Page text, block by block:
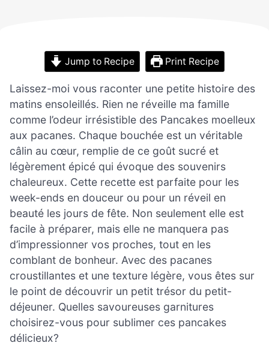
Jump to Recipe Print Recipe
Laissez-moi vous raconter une petite histoire des
matins ensoleillés. Rien ne réveille ma famille
comme l’odeur irrésistible des Pancakes moelleux
aux pacanes. Chaque bouchée est un véritable
câlin au cœur, remplie de ce goût sucré et
légèrement épicé qui évoque des souvenirs
chaleureux. Cette recette est parfaite pour les
week-ends en douceur ou pour un réveil en
beauté les jours de fête. Non seulement elle est
facile à préparer, mais elle ne manquera pas
d’impressionner vos proches, tout en les
comblant de bonheur. Avec des pacanes
croustillantes et une texture légère, vous êtes sur
le point de découvrir un petit trésor du petit-
déjeuner. Quelles savoureuses garnitures
choisirez-vous pour sublimer ces pancakes
délicieux?